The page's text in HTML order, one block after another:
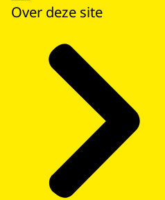
Over deze site